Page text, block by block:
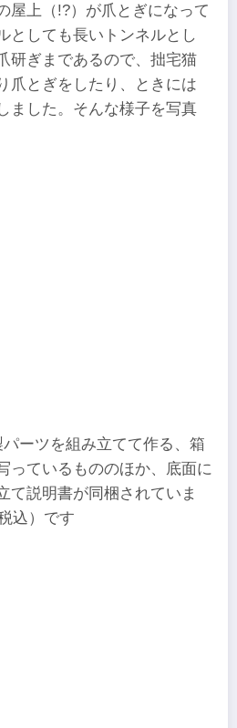
屋上（!?）が爪とぎになって
としても長いトンネルとし
研ぎまであるので、拙宅猫
爪とぎをしたり、ときには
ました。そんな様子を写真
ーツを組み立てて作る、箱
っているもののほか、底面に
て説明書が同梱されていま
込）です